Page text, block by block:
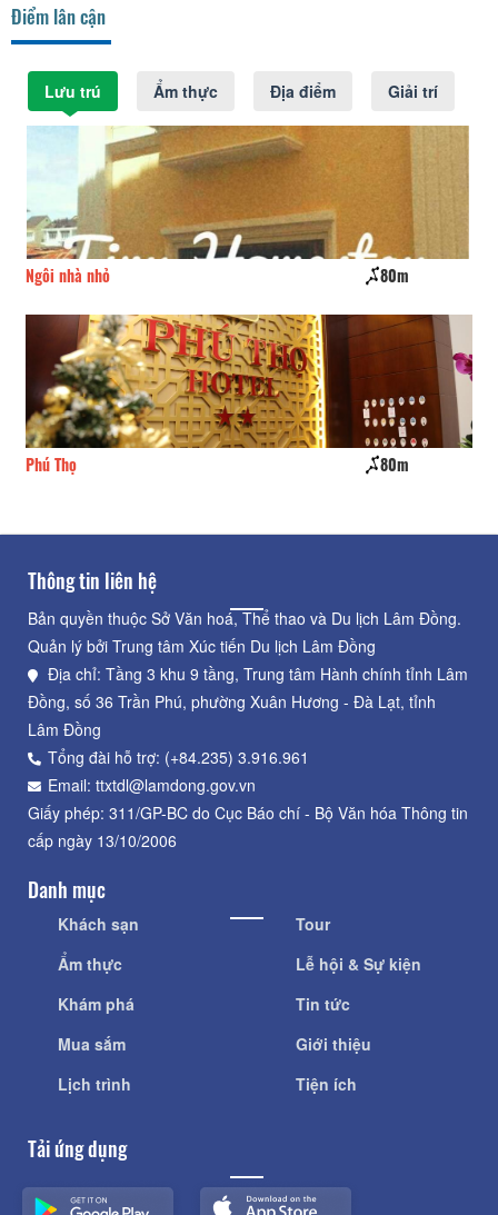
Điểm lân cận
Lưu trú Ẩm thực Địa điểm Giải trí
Ngôi nhà nhỏ 80m
Phú Thọ 80m
Thông tin liên hệ
Bản quyền thuộc Sở Văn hoá, Thể thao và Du lịch Lâm Đồng.
Quản lý bởi Trung tâm Xúc tiến Du lịch Lâm Đồng
Địa chỉ: Tầng 3 khu 9 tầng, Trung tâm Hành chính tỉnh Lâm
Đồng, số 36 Trần Phú, phường Xuân Hương - Đà Lạt, tỉnh
Lâm Đồng
Tổng đài hỗ trợ: (+84.235) 3.916.961
Email: ttxtdl@lamdong.gov.vn
Giấy phép: 311/GP-BC do Cục Báo chí - Bộ Văn hóa Thông tin
cấp ngày 13/10/2006
Danh mục
Khách sạn
Ẩm thực
Khám phá
Mua sắm
Lịch trình
Tour
Lễ hội & Sự kiện
Tin tức
Giới thiệu
Tiện ích
Tải ứng dụng